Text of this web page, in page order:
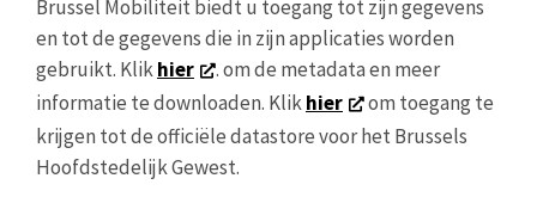
Brussel Mobiliteit biedt u toegang tot zijn gegevens
en tot de gegevens die in zijn applicaties worden
gebruikt. Klikhier
. om de metadata en meer
informatie te downloaden. Klikhier
om toegang te
krijgen tot de officiële datastore voor het Brussels
Hoofdstedelijk Gewest.